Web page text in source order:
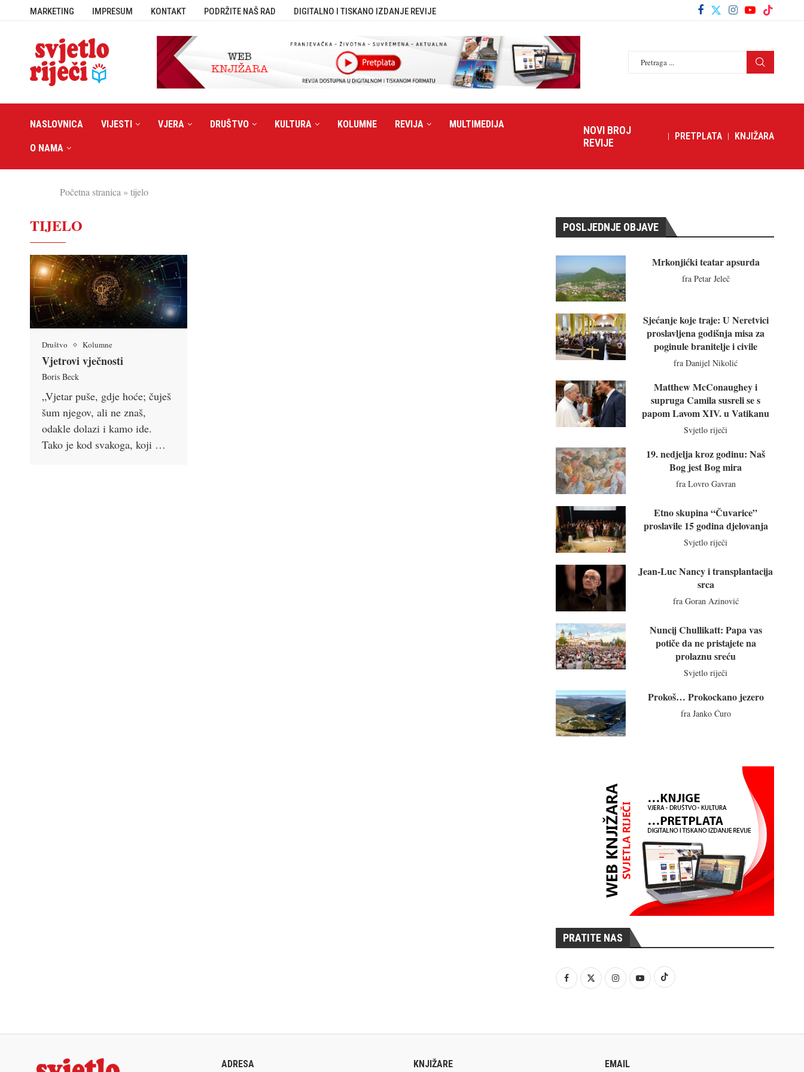
MARKETING IMPRESUM KONTAKT PODRŽITE NAŠ RAD DIGITALNO I TISKANO IZDANJE REVIJE
NASLOVNICA VIJESTI VJERA DRUŠTVO KULTURA KOLUMNE REVIJA MULTIMEDIJA
O NAMA
NOVI BROJ
REVIJE
PRETPLATA KNJIŽARA
Početna stranica » tijelo
TIJELO
Društvo Kolumne
Vjetrovi vječnosti
Boris Beck
„Vjetar puše, gdje hoće; čuješ
šum njegov, ali ne znaš,
odakle dolazi i kamo ide.
Tako je kod svakoga, koji …
POSLJEDNJE OBJAVE
Mrkonjićki teatar apsurda
fra Petar Jeleč
Sjećanje koje traje: U Neretvici
proslavljena godišnja misa za
poginule branitelje i civile
fra Danijel Nikolić
Matthew McConaughey i
supruga Camila susreli se s
papom Lavom XIV. u Vatikanu
Svjetlo riječi
19. nedjelja kroz godinu: Naš
Bog jest Bog mira
fra Lovro Gavran
Etno skupina “Čuvarice”
proslavile 15 godina djelovanja
Svjetlo riječi
Jean-Luc Nancy i transplantacija
srca
fra Goran Azinović
Nuncij Chullikatt: Papa vas
potiče da ne pristajete na
prolaznu sreću
Svjetlo riječi
Prokoš… Prokockano jezero
fra Janko Ćuro
PRATITE NAS
ADRESA KNJIŽARE EMAIL